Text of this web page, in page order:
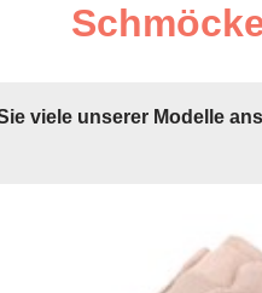
viele unserer Modelle